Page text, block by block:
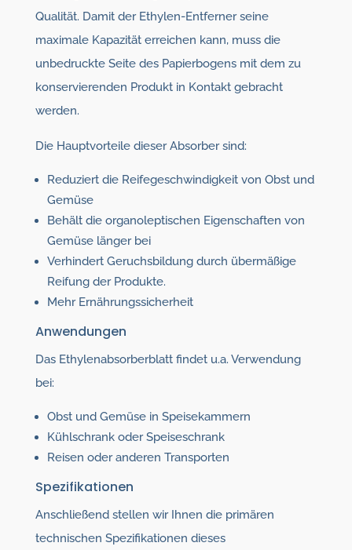
Qualität. Damit der Ethylen-Entferner seine
maximale Kapazität erreichen kann, muss die
unbedruckte Seite des Papierbogens mit dem zu
konservierenden Produkt in Kontakt gebracht
werden.
Die Hauptvorteile dieser Absorber sind:
Reduziert die Reifegeschwindigkeit von Obst und
Gemüse
Behält die organoleptischen Eigenschaften von
Gemüse länger bei
Verhindert Geruchsbildung durch übermäßige
Reifung der Produkte.
Mehr Ernährungssicherheit
Anwendungen
Das Ethylenabsorberblatt findet u.a. Verwendung
bei:
Obst und Gemüse in Speisekammern
Kühlschrank oder Speiseschrank
Reisen oder anderen Transporten
Spezifikationen
Anschließend stellen wir Ihnen die primären
technischen Spezifikationen dieses